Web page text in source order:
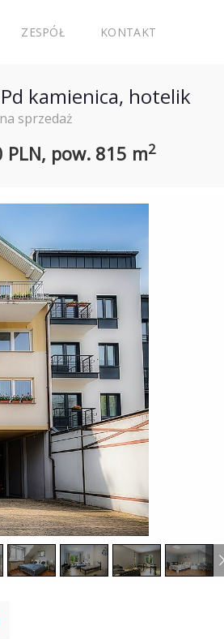
ZESPÓŁ KONTAKT
kamienica, hotelik
sprzedaż
PLN, pow. 815 m2